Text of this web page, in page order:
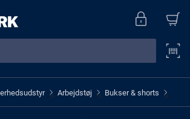
> Arbejdstøj > Bukser & shorts >